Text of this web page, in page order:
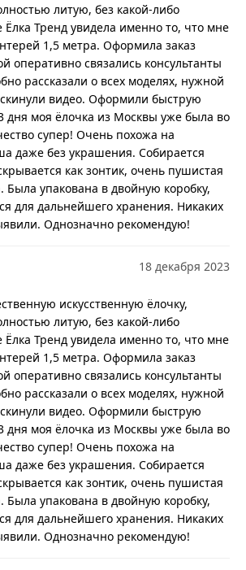
литую, без какой-либо
Тренд увидела именно то, что мне
1,5 метра. Оформила заказ
оперативно связались консультанты
рассказали о всех моделях, нужной
видео. Оформили быструю
дня моя ёлочка из Москвы уже была во
супер! Очень похожа на
даже без украшения. Собирается
как зонтик, очень пушистая
Была упакована в двойную коробку,
для дальнейшего хранения. Никаких
Однозначно рекомендую!
18 декабря 2023
искусственную ёлочку,
литую, без какой-либо
Тренд увидела именно то, что мне
1,5 метра. Оформила заказ
оперативно связались консультанты
рассказали о всех моделях, нужной
видео. Оформили быструю
дня моя ёлочка из Москвы уже была во
супер! Очень похожа на
даже без украшения. Собирается
как зонтик, очень пушистая
Была упакована в двойную коробку,
для дальнейшего хранения. Никаких
Однозначно рекомендую!